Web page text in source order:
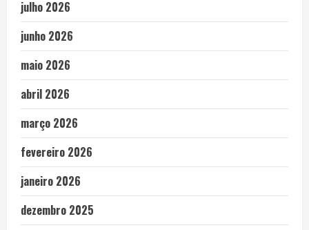
julho 2026
junho 2026
maio 2026
abril 2026
março 2026
fevereiro 2026
janeiro 2026
dezembro 2025